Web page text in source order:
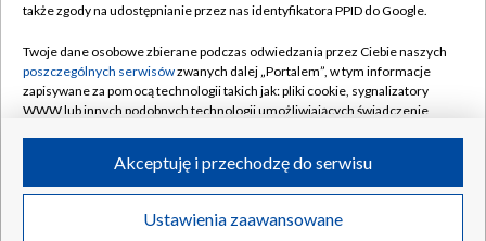
Rada Programowa
System NOS
Informacje o nadawcy
Program dla prasy
Kontakt
Kanały
©2026 Telewizja Polska S.A. w likwidacji
także zgody na udostępnianie przez nas identyfikatora PPID do Google.
Twoje dane osobowe zbierane podczas odwiedzania przez Ciebie naszych
poszczególnych serwisówzwanych dalej „Portalem”, w tym informacje
zapisywane za pomocą technologii takich jak: pliki cookie, sygnalizatory
WWW lub innych podobnych technologii umożliwiających świadczenie
ruchu w Internecie.
Twoje dane osobowe zbierane podczas odwiedzania przez Ciebie
poszczególnych serwisówna Portalu, takie jak adresy IP, identyfikatory
Ustawienia zaawansowane
Akceptuję i przechodzę do serwisu